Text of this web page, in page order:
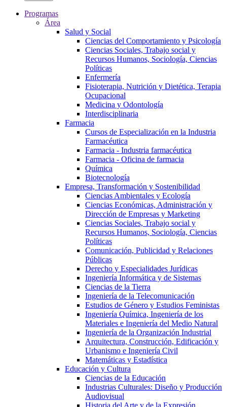
Programas
Área
Salud y Social
Ciencias del Comportamiento y Psicología
Ciencias Sociales, Trabajo social y
Recursos Humanos, Sociología, Ciencias
Políticas
Enfermería
Fisioterapia, Nutrición y Dietética, Terapia
Ocupacional
Medicina y Odontología
Interdisciplinaria
Farmacia
Cursos de Especialización en la Industria
Farmacéutica
Farmacia - Industria farmacéutica
Farmacia - Oficina de farmacia
Química
Biotecnología
Empresa, Transformación y Sostenibilidad
Ciencias Ambientales y Ecología
Ciencias Económicas, Administración y
Dirección de Empresas y Marketing
Ciencias Sociales, Trabajo social y
Recursos Humanos, Sociología, Ciencias
Políticas
Comunicación, Publicidad y Relaciones
Públicas
Derecho y Especialidades Jurídicas
Ingeniería Informática y de Sistemas
Ciencias de la Tierra
Ingeniería de la Telecomunicación
Estudios de Género y Estudios Feministas
Ingeniería Química, Ingeniería de los
Materiales e Ingeniería del Medio Natural
Ingeniería de la Organización Industrial
Arquitectura, Construcción, Edificación y
Urbanismo e Ingeniería Civil
Matemáticas y Estadística
Educación y Cultura
Ciencias de la Educación
Industrias Culturales: Diseño y Producción
Audiovisual
Historia del Arte y de la Expresión